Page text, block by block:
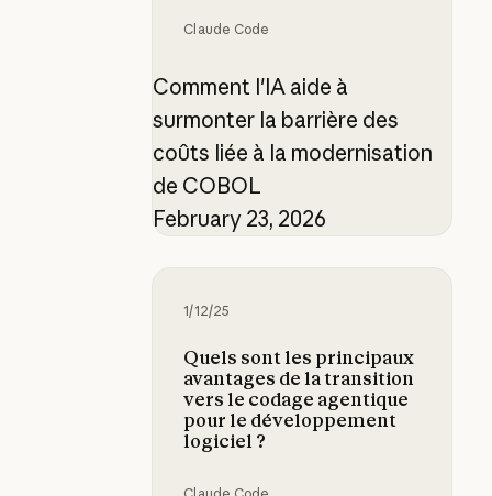
Claude Code
Comment l'IA aide à
surmonter la barrière des
coûts liée à la modernisation
de COBOL
February 23, 2026
1/12/25
Quels sont les principaux
avantages de la transition
vers le codage agentique
pour le développement
logiciel ?
Quels sont les principaux